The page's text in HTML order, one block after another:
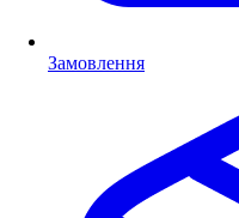
Замовлення